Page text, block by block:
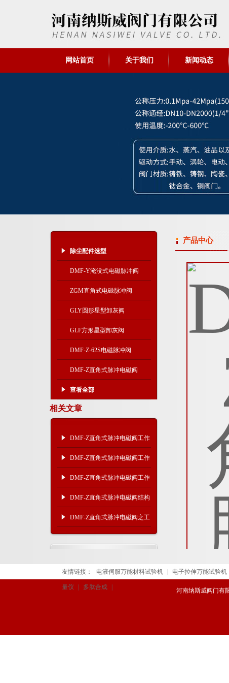
网站首页 关于我们 新闻动态
除尘配件选型
DMF-Y淹没式电磁脉冲阀
ZGM直角式电磁脉冲阀
GLY圆形星型卸灰阀
GLF方形星型卸灰阀
DMF-Z-62S电磁脉冲阀
DMF-Z直角式脉冲电磁阀
查看全部
相关文章
DMF-Z直角式脉冲电磁阀工作
介质及产品原理
DMF-Z直角式脉冲电磁阀工作
介质及结构原理
DMF-Z直角式脉冲电磁阀工作
介质及作用原理
DMF-Z直角式脉冲电磁阀结构
尺寸及工作原理
DMF-Z直角式脉冲电磁阀之工
作原理及产品结构
产品中心
友情链接： 电液伺服万能材料试验机 电子拉伸万能试验机
量仪 多肽合成
河南纳斯威阀门有